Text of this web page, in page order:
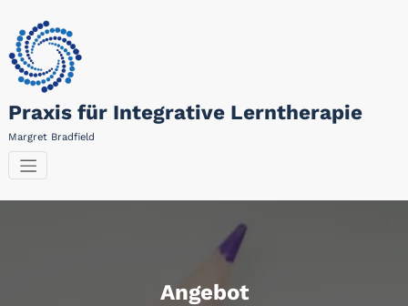
Inhalt
springen
Praxis für Integrative Lerntherapie
Margret Bradfield
Angebot